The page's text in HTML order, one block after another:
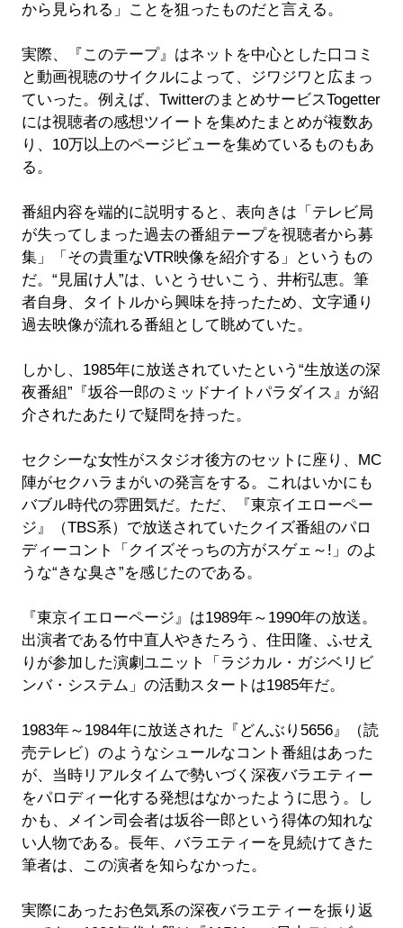
から見られる」ことを狙ったものだと言える。
実際、『このテープ』はネットを中心とした口コミ
と動画視聴のサイクルによって、ジワジワと広まっ
ていった。例えば、TwitterのまとめサービスTogetter
には視聴者の感想ツイートを集めたまとめが複数あ
り、10万以上のページビューを集めているものもあ
る。
番組内容を端的に説明すると、表向きは「テレビ局
が失ってしまった過去の番組テープを視聴者から募
集」「その貴重なVTR映像を紹介する」というもの
だ。“見届け人”は、いとうせいこう、井桁弘恵。筆
者自身、タイトルから興味を持ったため、文字通り
過去映像が流れる番組として眺めていた。
しかし、1985年に放送されていたという“生放送の深
夜番組”『坂谷一郎のミッドナイトパラダイス』が紹
介されたあたりで疑問を持った。
セクシーな女性がスタジオ後方のセットに座り、MC
陣がセクハラまがいの発言をする。これはいかにも
バブル時代の雰囲気だ。ただ、『東京イエローペー
ジ』（TBS系）で放送されていたクイズ番組のパロ
ディーコント「クイズそっちの方がスゲェ～!」のよ
うな“きな臭さ”を感じたのである。
『東京イエローページ』は1989年～1990年の放送。
出演者である竹中直人やきたろう、住田隆、ふせえ
りが参加した演劇ユニット「ラジカル・ガジベリビ
ンバ・システム」の活動スタートは1985年だ。
1983年～1984年に放送された『どんぶり5656』（読
売テレビ）のようなシュールなコント番組はあった
が、当時リアルタイムで勢いづく深夜バラエティー
をパロディー化する発想はなかったように思う。し
かも、メイン司会者は坂谷一郎という得体の知れな
い人物である。長年、バラエティーを見続けてきた
筆者は、この演者を知らなかった。
実際にあったお色気系の深夜バラエティーを振り返